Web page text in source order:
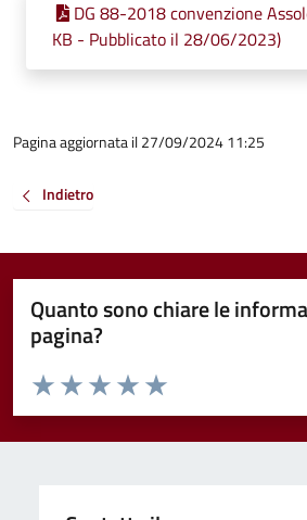
DG 88-2018 convenzione
KB - Pubblicato il 28/06/2023)
Pagina aggiornata il 27/09/2024 11:25
Indietro
Quanto sono chiare le
pagina?
Valuta da 1 a 5 stelle la pagina
Valuta 5 stelle su 5
Valuta 4 stelle su 5
Valuta 3 stelle su 5
Valuta 2 stelle su 5
Valuta 1 stelle su 5